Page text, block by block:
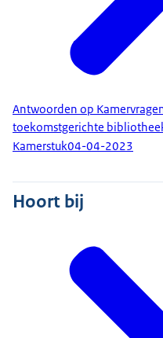
Antwoorden op
toekomstgerichte
Kamerstuk04-04-2023
Hoort bij